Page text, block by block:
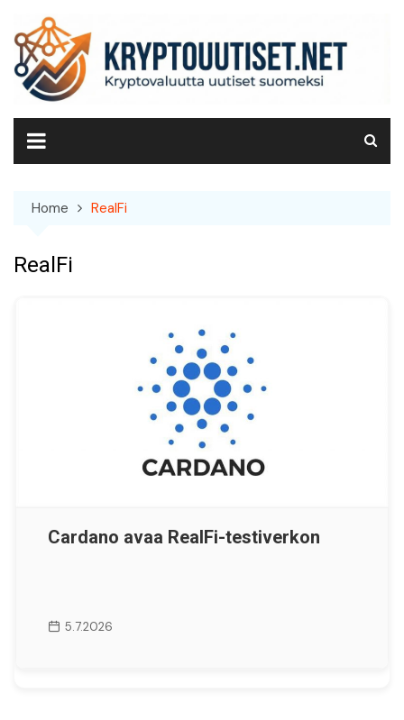
content
Home RealFi
RealFi
Cardano avaa RealFi-testiverkon
5.7.2026